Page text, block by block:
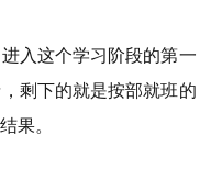
进入这个学习阶段的第一
剩下的就是按部就班的
果。